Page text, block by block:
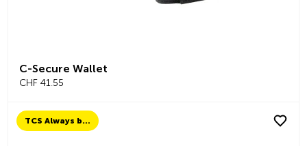
C-Secure Wallet
CHF 41.55
TCS Always by my side